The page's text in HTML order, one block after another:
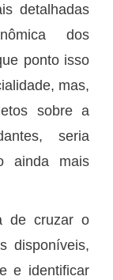
detalhadas
dos
ponto isso
mas,
sobre a
seria
ainda mais
de cruzar o
disponíveis,
e identificar